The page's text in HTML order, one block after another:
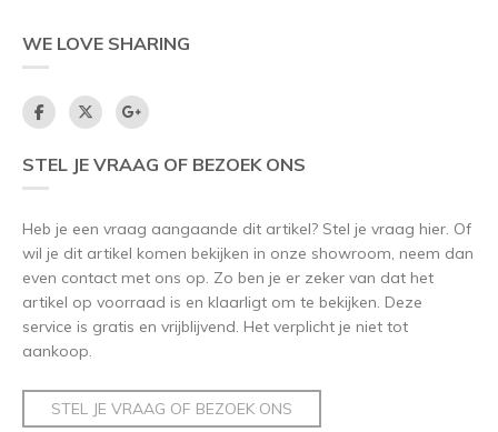
WE LOVE SHARING
STEL JE VRAAG OF BEZOEK ONS
Heb je een vraag aangaande dit artikel? Stel je vraag hier. Of
wil je dit artikel komen bekijken in onze showroom, neem dan
even contact met ons op. Zo ben je er zeker van dat het
artikel op voorraad is en klaarligt om te bekijken. Deze
service is gratis en vrijblijvend. Het verplicht je niet tot
aankoop.
STEL JE VRAAG OF BEZOEK ONS